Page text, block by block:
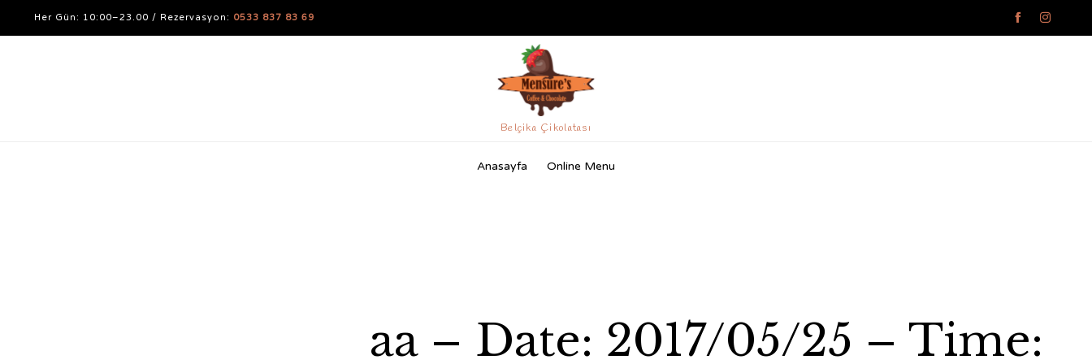
Her Gün: 10:00–23.00 / Rezervasyon: 0533 837 83 69  
Belçika Çikolatası
to
Anasayfa Online Menu
aa – Date: 2017/05/25 – Time: